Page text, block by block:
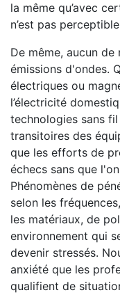
la même qu’avec
n’est pas
De même, aucun
émissions d'ondes.
électriques ou
l’électricité
technologies sans
transitoires des
que les efforts de
échecs sans que
Phénomènes de
selon les
les matériaux, de
environnement qui
devenir stressés.
anxiété que les
qualifient de